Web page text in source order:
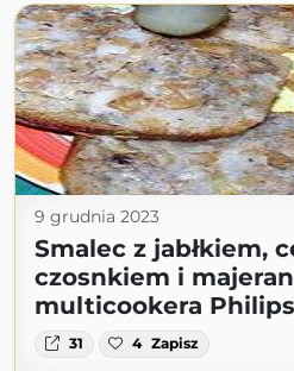
9 grudnia 2023
Smalec z jabłkiem,
czosnkiem i
multicookera
31 4 Zapisz